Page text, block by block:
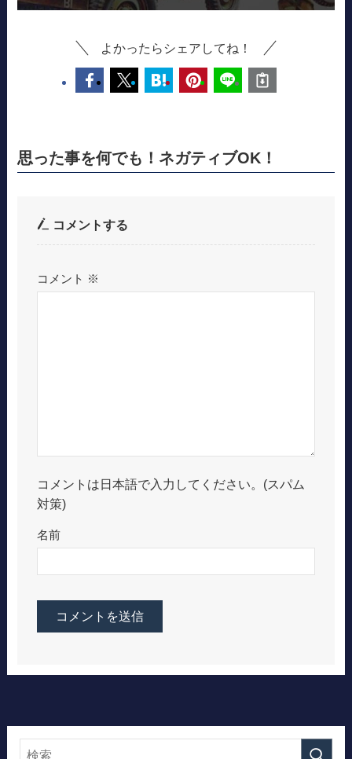
よかったらシェアしてね！
思った事を何でも！ネガティブOK！
コメントする
コメント ※
コメントは日本語で入力してください。(スパム
対策)
名前